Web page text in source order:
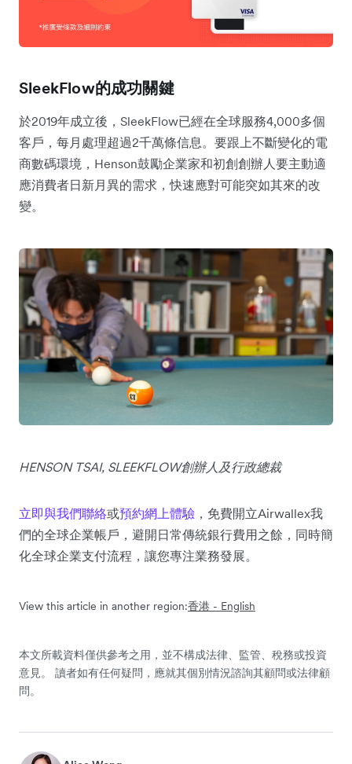
SleekFlow的成功關鍵
於2019年成立後，SleekFlow已經在全球服務4,000多個
客戶，每月處理超過2千萬條信息。要跟上不斷變化的電
商數碼環境，Henson鼓勵企業家和初創創辦人要主動適
應消費者日新月異的需求，快速應對可能突如其來的改
變。
HENSON TSAI, SLEEKFLOW創辦人及行政總裁
立即與我們聯絡或預約網上體驗 ，免費開立Airwallex我
們的全球企業帳戶，避開日常傳統銀行費用之餘，同時簡
化全球企業支付流程，讓您專注業務發展。
View this article in another region:香港 - English
本文所載資料僅供參考之用，並不構成法律、監管、稅務或投資
意見。 讀者如有任何疑問，應就其個別情況諮詢其顧問或法律顧
問。